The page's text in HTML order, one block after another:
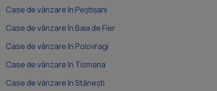
Case de vânzare în Peștișani
Case de vânzare în Baia de Fier
Case de vânzare în Polovragi
Case de vânzare în Tismana
Case de vânzare în Stănești